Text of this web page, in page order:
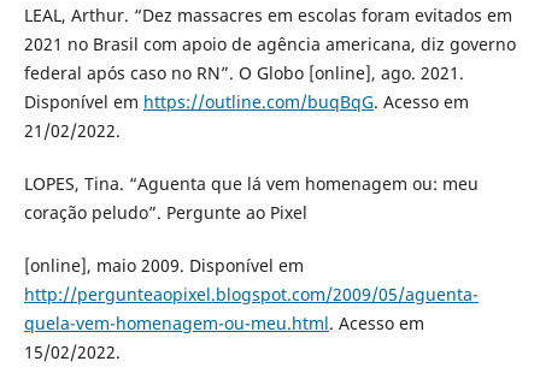
LEAL, Arthur. “Dez massacres em escolas foram evitados em
2021 no Brasil com apoio de agência americana, diz governo
federal após caso no RN”. O Globo [online], ago. 2021.
Disponível em https://outline.com/buqBqG. Acesso em
21/02/2022.
LOPES, Tina. “Aguenta que lá vem homenagem ou: meu
coração peludo”. Pergunte ao Pixel
[online], maio 2009. Disponível em
http://pergunteaopixel.blogspot.com/2009/05/aguenta-
quela-vem-homenagem-ou-meu.html. Acesso em
15/02/2022.